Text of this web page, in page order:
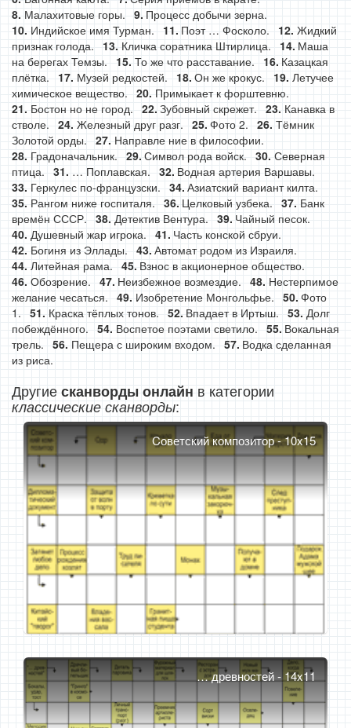
Малахитовые горы.
Процесс добычи зерна.
Индийское имя Турман.
Поэт … Фосколо.
Жидкий
признак голода.
Кличка соратника Штирлица.
Маша
на берегах Темзы.
То же что расставание.
Казацкая
плётка.
Музей редкостей. Он же крокус.
Летучее
химическое вещество.
Примыкает к форштевню.
Бостон но не город.
Зубовный скрежет.
Канавка в
стволе.
Железный друг разг. Фото 2.
Тёмник
Золотой орды.
Направле ние в философии.
Градоначальник.
Символ рода войск.
Северная
птица.
… Поплавская.
Водная артерия Варшавы.
Геркулес по-французски.
Азиатский вариант килта.
Рангом ниже госпиталя.
Целковый узбека.
Банк
времён СССР.
Детектив Вентура.
Чайный песок.
Душевный жар игрока.
Часть конской сбруи.
Богиня из Эллады.
Автомат родом из Израиля.
Литейная рама.
Взнос в акционерное общество.
Обозрение.
Неизбежное возмездие.
Нестерпимое
желание чесаться.
Изобретение Монгольфье.
Фото
1.
Краска тёплых тонов. Впадает в Иртыш.
Долг
побеждённого.
Воспетое поэтами светило.
Вокальная
трель.
Пещера с широким входом.
Водка сделанная
из риса.
Другиесканворды онлайн в категории
классические сканворды:
Cоветский композитор - 10x15
… древностей - 14x11